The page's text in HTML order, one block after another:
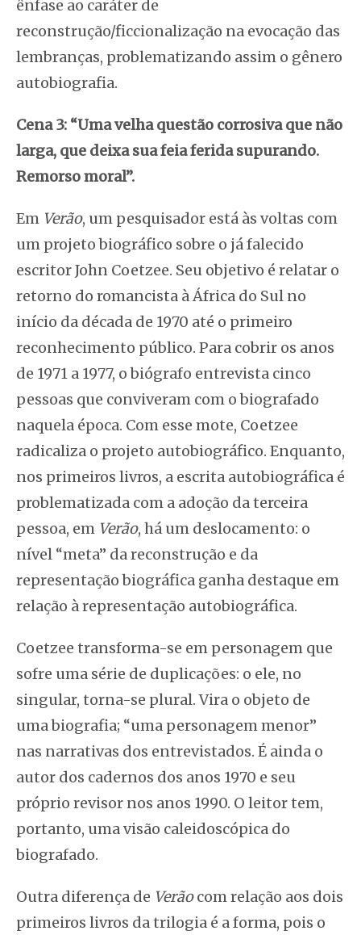
ênfase ao caráter de
reconstrução/ficcionalização na evocação das
lembranças, problematizando assim o gênero
autobiografia.
Cena 3: “Uma velha questão corrosiva que não
larga, que deixa sua feia ferida supurando.
Remorso moral”.
Em Verão, um pesquisador está às voltas com
um projeto biográfico sobre o já falecido
escritor John Coetzee. Seu objetivo é relatar o
retorno do romancista à África do Sul no
início da década de 1970 até o primeiro
reconhecimento público. Para cobrir os anos
de 1971 a 1977, o biógrafo entrevista cinco
pessoas que conviveram com o biografado
naquela época. Com esse mote, Coetzee
radicaliza o projeto autobiográfico. Enquanto,
nos primeiros livros, a escrita autobiográfica é
problematizada com a adoção da terceira
pessoa, em Verão, há um deslocamento: o
nível “meta” da reconstrução e da
representação biográfica ganha destaque em
relação à representação autobiográfica.
Coetzee transforma-se em personagem que
sofre uma série de duplicações: o ele, no
singular, torna-se plural. Vira o objeto de
uma biografia; “uma personagem menor”
nas narrativas dos entrevistados. É ainda o
autor dos cadernos dos anos 1970 e seu
próprio revisor nos anos 1990. O leitor tem,
portanto, uma visão caleidoscópica do
biografado.
Outra diferença de Verãocom relação aos dois
primeiros livros da trilogia é a forma, pois o